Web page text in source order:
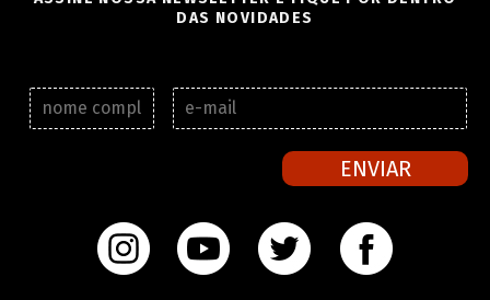
DAS NOVIDADES
N
o
ENVIAR